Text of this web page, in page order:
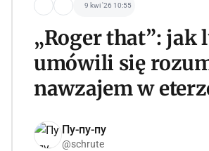
9 kwi '26 10:55
„Roger that”: jak
umówili się
nawzajem w
Пу-пу-пу
@schrute